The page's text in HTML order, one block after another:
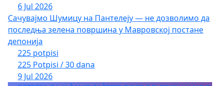
6 Jul 2026
Сачувајмо Шумицу на Пантелеју — не дозволимо да
последња зелена површина у Мавровској постане
депонија
225 potpisi
225 Potpisi / 30 dana
9 Jul 2026